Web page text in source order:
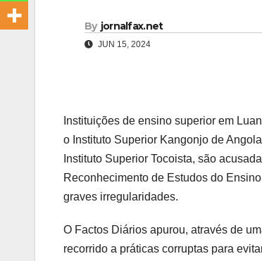
By jornalfax.net
JUN 15, 2024
Instituições de ensino superior em
o Instituto Superior Kangonjo de
Instituto Superior Tocoista, são
Reconhecimento de Estudos do
graves irregularidades.
O Factos Diários apurou, através de
recorrido a práticas corruptas para